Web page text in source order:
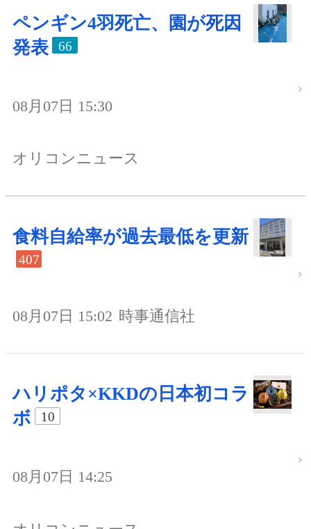
ペンギン4羽死亡、園が死因
発表
66
08月07日 15:30
オリコンニュース
食料自給率が過去最低を更新
407
08月07日 15:02 時事通信社
ハリポタ×KKDの日本初コラ
ボ
10
08月07日 14:25